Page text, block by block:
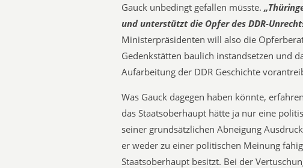
Gauck unbedingt gefallen müsste.
und unterstützt die Opfer des DDR-
Ministerpräsidenten will also die
Gedenkstätten baulich instandsetzen und
Aufarbeitung der DDR Geschichte
Was Gauck dagegen haben könnte,
das Staatsoberhaupt hätte ja nur eine
seiner grundsätzlichen Abneigung
er weder zu einer politischen Meinung
Staatsoberhaupt besitzt. Bei der